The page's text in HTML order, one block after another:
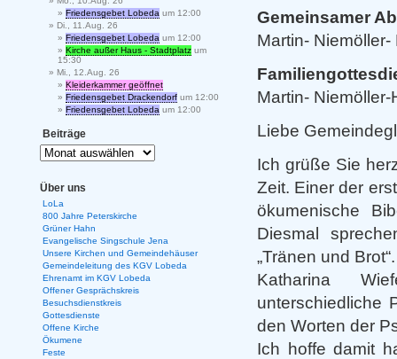
Gemeinsamer
Martin-
Martin-
Liebe
Ich grüße Sie
Zeit. Einer der
ökumenische
Diesmal
„Tränen und Brot“.
Katharina
unterschiedliche
den Worten der
Ich hoffe damit
Friedensgebet Lobeda um 12:00
Di., 11.Aug. 26
Friedensgebet Lobeda um 12:00
Kirche außer Haus - Stadtplatz um
15:30
Mi., 12.Aug. 26
Kleiderkammer geöffnet
Friedensgebet Drackendorf um 12:00
Friedensgebet Lobeda um 12:00
Beiträge
Über uns
LoLa
800 Jahre Peterskirche
Grüner Hahn
Evangelische Singschule Jena
Unsere Kirchen und Gemeindehäuser
Gemeindeleitung des KGV Lobeda
Ehrenamt im KGV Lobeda
Offener Gesprächskreis
Besuchsdienstkreis
Gottesdienste
Offene Kirche
Ökumene
Feste